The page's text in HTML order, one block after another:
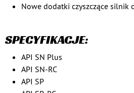
Nowe dodatki czyszczące silnik
SPECYFIKACJE:
API SN Plus
API SN-RC
API SP